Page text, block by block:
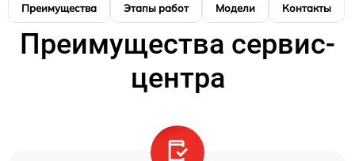
Преимущества Этапы работ Модели Контакты
Преимущества сервис-
центра